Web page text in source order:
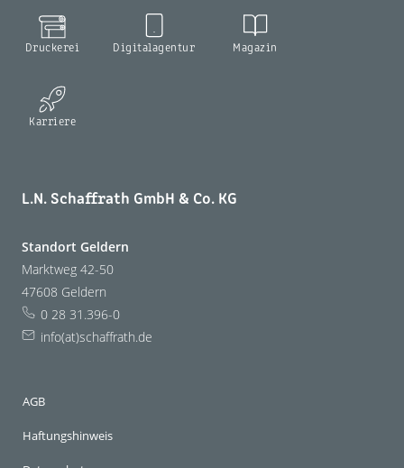
Druckerei Digitalagentur Magazin
Karriere
L.N. Schaffrath GmbH & Co. KG
Standort Geldern
Marktweg 42-50
47608 Geldern
0 28 31.396-0
info(at)schaffrath.de
AGB
Haftungshinweis